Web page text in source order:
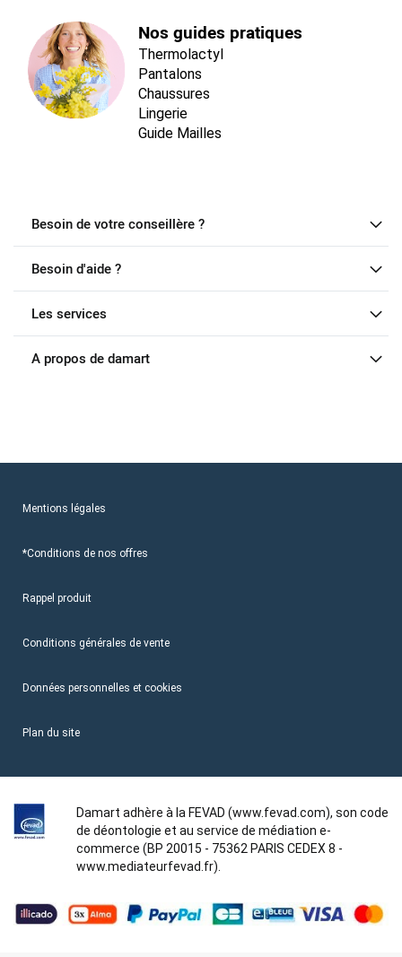
Nos guides pratiques
Thermolactyl
Pantalons
Chaussures
Lingerie
Guide Mailles
Besoin de votre conseillère ?
Besoin d'aide ?
Les services
A propos de damart
Mentions légales
*Conditions de nos offres
Rappel produit
Conditions générales de vente
Données personnelles et cookies
Plan du site
Damart adhère à la FEVAD (www.fevad.com), son code
de déontologie et au service de médiation e-
commerce (BP 20015 - 75362 PARIS CEDEX 8 -
www.mediateurfevad.fr).